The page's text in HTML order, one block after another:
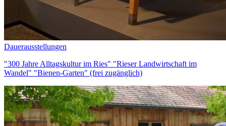
Dauerausstellungen
"300 Jahre Alltagskultur im Ries" "Rieser Landwirtschaft im
Wandel" "Bienen-Garten" (frei zugänglich)